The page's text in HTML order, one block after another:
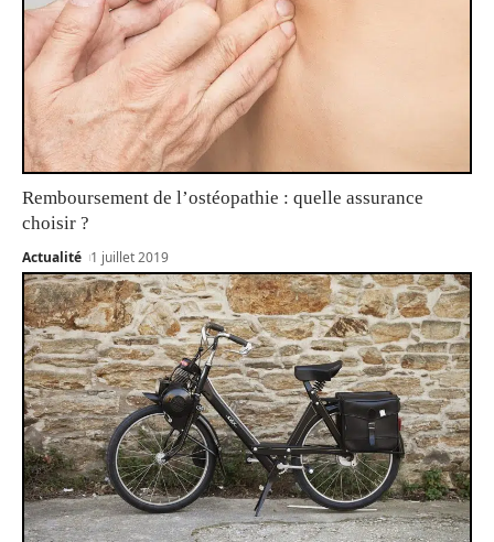
Remboursement de l’ostéopathie : quelle assurance
choisir ?
Actualité 1 juillet 2019